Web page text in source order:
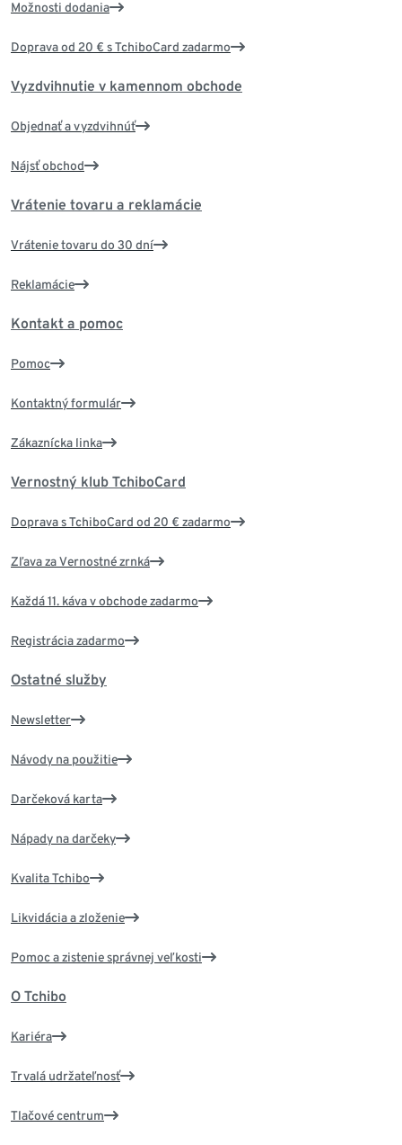
Možnosti dodania
Doprava od 20 € s TchiboCard zadarmo
Vyzdvihnutie v kamennom obchode
Objednať a vyzdvihnúť
Nájsť obchod
Vrátenie tovaru a reklamácie
Vrátenie tovaru do 30 dní
Reklamácie
Kontakt a pomoc
Pomoc
Kontaktný formulár
Zákaznícka linka
Vernostný klub TchiboCard
Doprava s TchiboCard od 20 € zadarmo
Zľava za Vernostné zrnká
Každá 11. káva v obchode zadarmo
Registrácia zadarmo
Ostatné služby
Newsletter
Návody na použitie
Darčeková karta
Nápady na darčeky
Kvalita Tchibo
Likvidácia a zloženie
Pomoc a zistenie správnej veľkosti
O Tchibo
Kariéra
Trvalá udržateľnosť
Tlačové centrum